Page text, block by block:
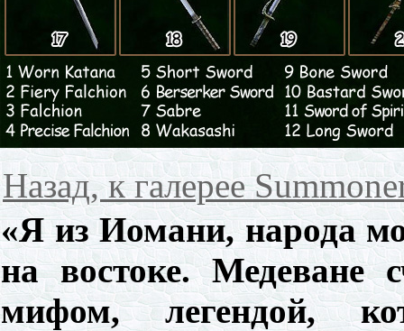
Назад, к галерее
«Я из Иомани, народа
на востоке. Медеване
мифом, легендой,